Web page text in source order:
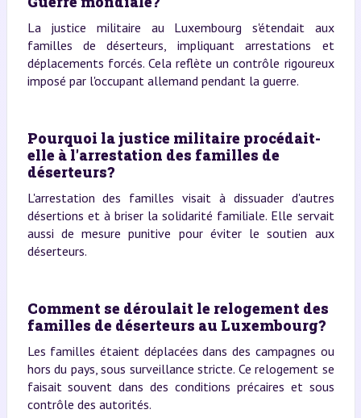
La justice militaire au Luxembourg s'étendait aux
familles de déserteurs, impliquant arrestations et
déplacements forcés. Cela reflète un contrôle rigoureux
imposé par l'occupant allemand pendant la guerre.
Pourquoi la justice militaire procédait-
elle à l'arrestation des familles de
déserteurs?
L'arrestation des familles visait à dissuader d'autres
désertions et à briser la solidarité familiale. Elle servait
aussi de mesure punitive pour éviter le soutien aux
déserteurs.
Comment se déroulait le relogement des
familles de déserteurs au Luxembourg?
Les familles étaient déplacées dans des campagnes ou
hors du pays, sous surveillance stricte. Ce relogement se
faisait souvent dans des conditions précaires et sous
contrôle des autorités.